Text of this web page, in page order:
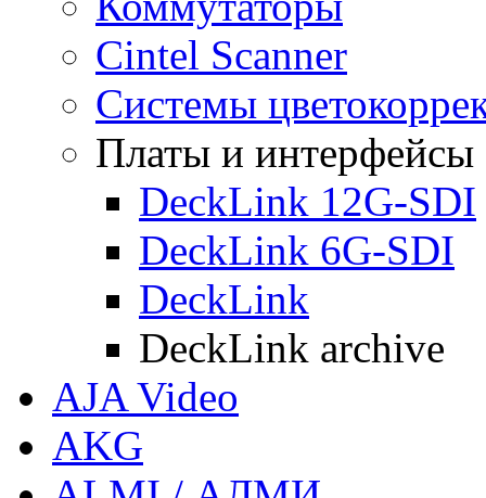
Cintel Scanner
Системы
Платы и интерфейсы
DeckLink 12G-SDI
DeckLink 6G-SDI
DeckLink
DeckLink archive
AJA Video
AKG